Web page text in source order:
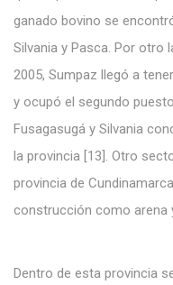
ganado bovino se
Silvania y Pasca. Por otro
2005, Sumpaz llegó a
y ocupó el segundo
Fusagasugá y Silvania
la provincia [13]. Otro
provincia de
construcción como arena
Dentro de esta provincia